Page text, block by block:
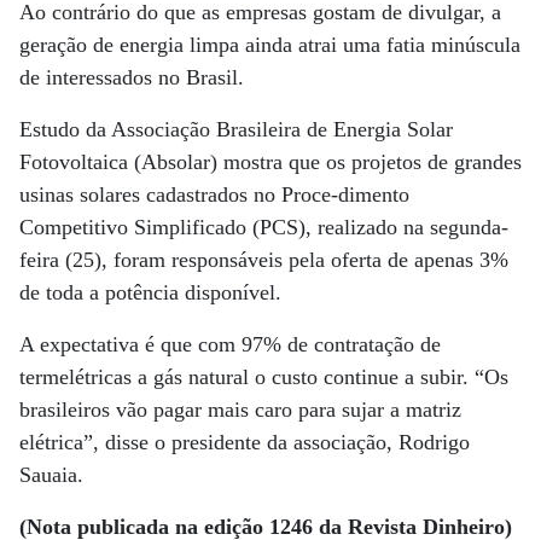
Ao contrário do que as empresas gostam de divulgar, a
geração de energia limpa ainda atrai uma fatia minúscula
de interessados no Brasil.
Estudo da Associação Brasileira de Energia Solar
Fotovoltaica (Absolar) mostra que os projetos de grandes
usinas solares cadastrados no Proce-dimento
Competitivo Simplificado (PCS), realizado na segunda-
feira (25), foram responsáveis pela oferta de apenas 3%
de toda a potência disponível.
A expectativa é que com 97% de contratação de
termelétricas a gás natural o custo continue a subir. “Os
brasileiros vão pagar mais caro para sujar a matriz
elétrica”, disse o presidente da associação, Rodrigo
Sauaia.
(Nota publicada na edição 1246 da Revista Dinheiro)